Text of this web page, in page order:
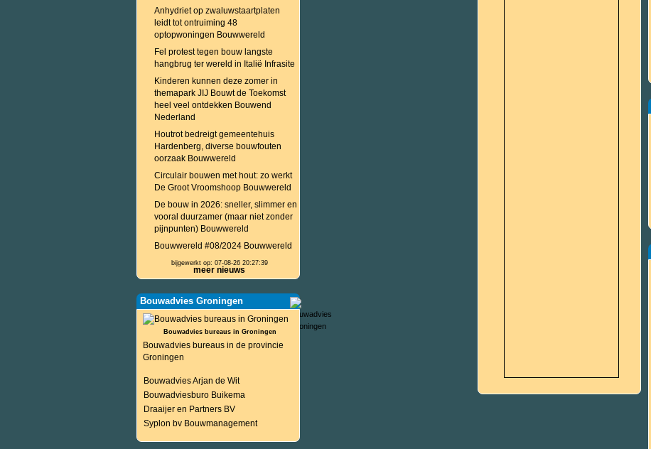
Anhydriet op zwaluwstaartplaten
leidt tot ontruiming 48
optopwoningen Bouwwereld
Fel protest tegen bouw langste
hangbrug ter wereld in Italië Infrasite
Kinderen kunnen deze zomer in
themapark JIJ Bouwt de Toekomst
heel veel ontdekken Bouwend
Nederland
Houtrot bedreigt gemeentehuis
Hardenberg, diverse bouwfouten
oorzaak Bouwwereld
Circulair bouwen met hout: zo werkt
De Groot Vroomshoop Bouwwereld
De bouw in 2026: sneller, slimmer en
vooral duurzamer (maar niet zonder
pijnpunten) Bouwwereld
Bouwwereld #08/2024 Bouwwereld
bijgewerkt op: 07-08-26 20:27:39
meer nieuws
Bouwadvies Groningen
Bouwadvies bureaus in Groningen
Bouwadvies bureaus in de provincie
Groningen
Bouwadvies Arjan de Wit
Bouwadviesburo Buikema
Draaijer en Partners BV
Syplon bv Bouwmanagement